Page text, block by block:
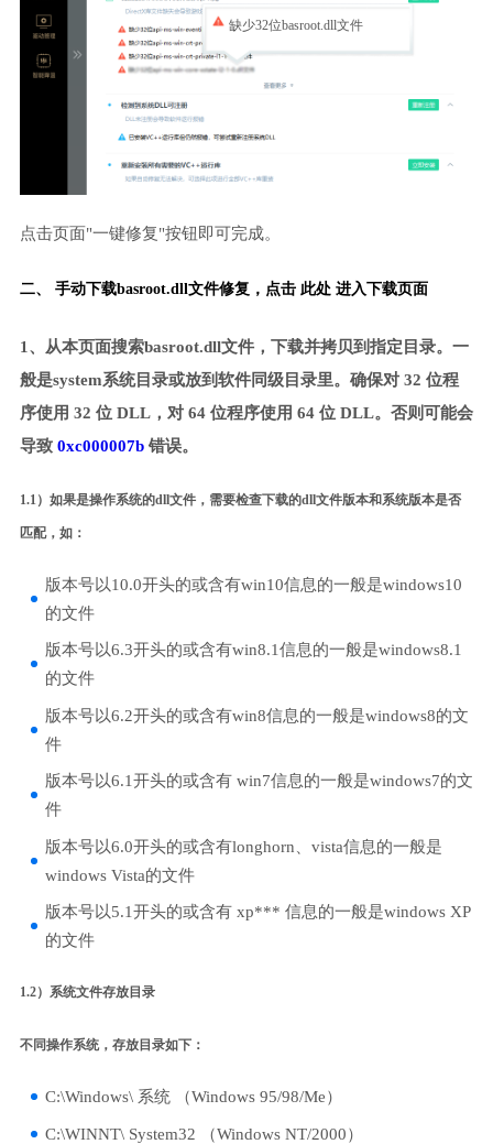
缺少32位basroot.dll文件
点击页面"一键修复"按钮即可完成。
二、 手动下载basroot.dll文件修复， 点击 此处 进入下载页面
1、从本页面搜索basroot.dll文件，下载并拷贝到指定目录。一
般是system系统目录或放到软件同级目录里。确保对 32 位程
序使用 32 位 DLL，对 64 位程序使用 64 位 DLL。否则可能会
导致 0xc000007b错误。
1.1）如果是操作系统的dll文件，需要检查下载的dll文件版本和系统版本是否
匹配，如：
版本号以10.0开头的或含有win10信息的一般是windows10
的文件
版本号以6.3开头的或含有win8.1信息的一般是windows8.1
的文件
版本号以6.2开头的或含有win8信息的一般是windows8的文
件
版本号以6.1开头的或含有 win7信息的一般是windows7的文
件
版本号以6.0开头的或含有longhorn、vista信息的一般是
windows Vista的文件
版本号以5.1开头的或含有 xp*** 信息的一般是windows XP
的文件
1.2）系统文件存放目录
不同操作系统，存放目录如下：
C:\Windows\ 系统 （Windows 95/98/Me）
C:\WINNT\ System32 （Windows NT/2000）